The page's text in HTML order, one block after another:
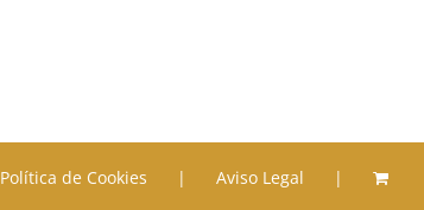
Política de Cookies Aviso Legal